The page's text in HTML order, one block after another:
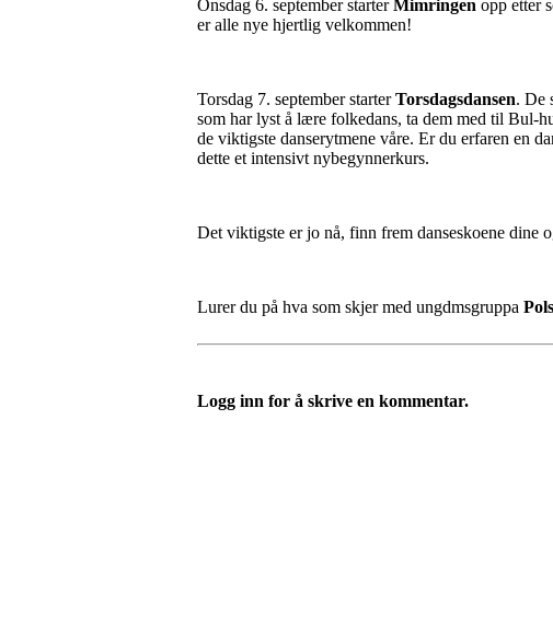
Onsdag 6. september starterMimringen opp etter
er alle nye hjertlig velkommen!
Torsdag 7. september starterTorsdagsdansen. De
som har lyst å lære folkedans, ta dem med til Bul-
de viktigste danserytmene våre. Er du erfaren en
dette et intensivt nybegynnerkurs.
Det viktigste er jo nå, finn frem danseskoene dine
Lurer du på hva som skjer med ungdmsgruppa
Logg inn for å skrive en kommentar.